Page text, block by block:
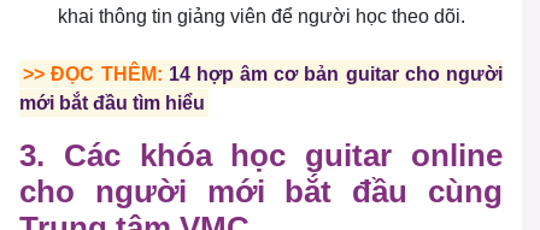
khai thông tin giảng viên để người học theo dõi.
>> ĐỌC THÊM: 14 hợp âm cơ bản guitar cho người
mới bắt đầu tìm hiểu
3. Các khóa học guitar online
cho người mới bắt đầu cùng